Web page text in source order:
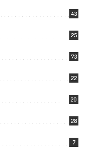
43
25
73
22
20
28
7